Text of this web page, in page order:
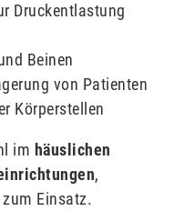
Druckentlastung
Beinen
von Patienten
Körperstellen
im häuslichen
,
zum Einsatz.